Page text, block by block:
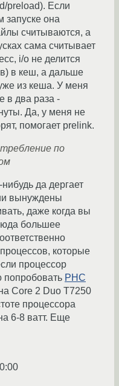
preload). Если
запуске она
считываются, а
сама считывает
i/o не делится
в кеш, а дальше
из кеша. У меня
в два раза -
Да, у меня не
помогает prelink.
по
да дергает
вынуждены
даже когда вы
большее
которые
процессор
попробовать PHC
Core 2 Duo T7250
процессора
6-8 ватт. Еще